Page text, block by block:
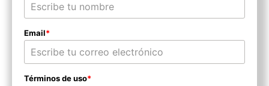
Email*
Términos de uso*